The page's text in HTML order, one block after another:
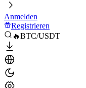
Anmelden
Registrieren
🔥BTC/USDT